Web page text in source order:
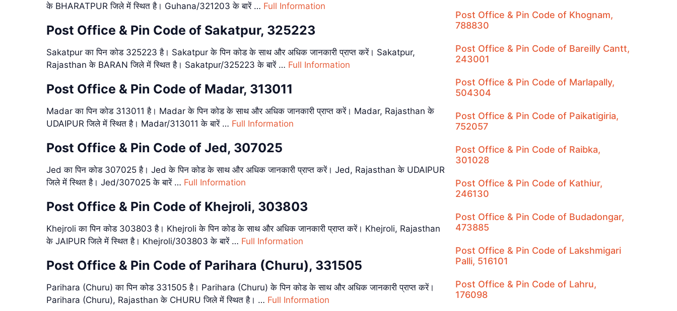
के BHARATPUR जिले में स्थित है। Guhana/321203 के बारें … Full Information
Post Office & Pin Code of Sakatpur, 325223
Sakatpur का पिन कोड 325223 है। Sakatpur के पिन कोड के साथ और अधिक जानकारी प्राप्त करें। Sakatpur,
Rajasthan के BARAN जिले में स्थित है। Sakatpur/325223 के बारें … Full Information
Post Office & Pin Code of Madar, 313011
Madar का पिन कोड 313011 है। Madar के पिन कोड के साथ और अधिक जानकारी प्राप्त करें। Madar, Rajasthan के
UDAIPUR जिले में स्थित है। Madar/313011 के बारें … Full Information
Post Office & Pin Code of Jed, 307025
Jed का पिन कोड 307025 है। Jed के पिन कोड के साथ और अधिक जानकारी प्राप्त करें। Jed, Rajasthan के UDAIPUR
जिले में स्थित है। Jed/307025 के बारें … Full Information
Post Office & Pin Code of Khejroli, 303803
Khejroli का पिन कोड 303803 है। Khejroli के पिन कोड के साथ और अधिक जानकारी प्राप्त करें। Khejroli, Rajasthan
के JAIPUR जिले में स्थित है। Khejroli/303803 के बारें … Full Information
Post Office & Pin Code of Parihara (Churu), 331505
Parihara (Churu) का पिन कोड 331505 है। Parihara (Churu) के पिन कोड के साथ और अधिक जानकारी प्राप्त करें।
Parihara (Churu), Rajasthan के CHURU जिले में स्थित है। … Full Information
Post Office & Pin Code of Khognam,
788830
Post Office & Pin Code of Bareilly Cantt,
243001
Post Office & Pin Code of Marlapally,
504304
Post Office & Pin Code of Paikatigiria,
752057
Post Office & Pin Code of Raibka,
301028
Post Office & Pin Code of Kathiur,
246130
Post Office & Pin Code of Budadongar,
473885
Post Office & Pin Code of Lakshmigari
Palli, 516101
Post Office & Pin Code of Lahru,
176098